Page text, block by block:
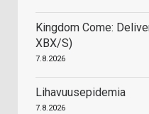
Kingdom Come:
XBX/S)
7.8.2026
Lihavuusepidemia
7.8.2026